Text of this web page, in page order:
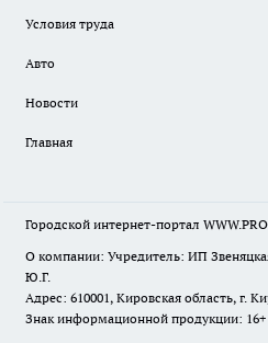
Условия труда
Авто
Новости
Главная
Городской интернет-портал
О компании: Учредитель: ИП
Ю.Г.
Адрес: 610001, Кировская область, г.
Знак информационной продукции: 16+